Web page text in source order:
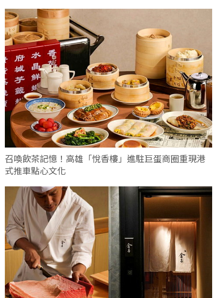
召喚飲茶記憶！高雄「悅香樓」進駐巨蛋商圈重現港
式推車點心文化